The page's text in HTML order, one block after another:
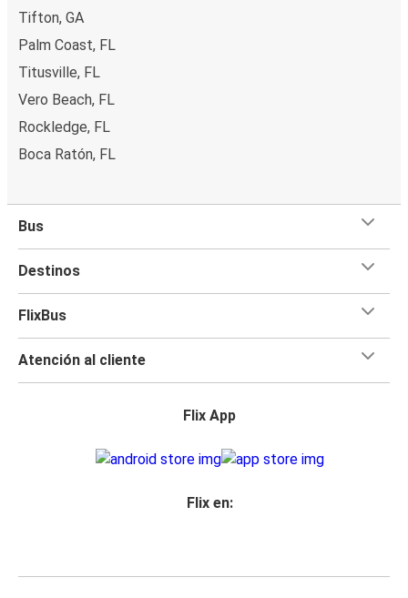
Tifton, GA
Palm Coast, FL
Titusville, FL
Vero Beach, FL
Rockledge, FL
Boca Ratón, FL
Bus
Destinos
FlixBus
Atención al cliente
Flix App
Flix en: